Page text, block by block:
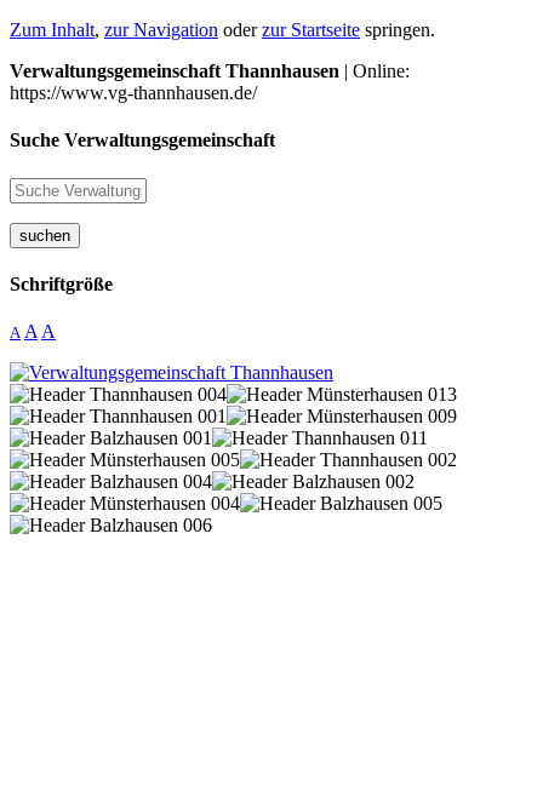
Zum Inhalt, zur Navigation oderzur Startseite springen.
Verwaltungsgemeinschaft Thannhausen | Online:
https://www.vg-thannhausen.de/
Suche Verwaltungsgemeinschaft
suchen
Schriftgröße
A A A